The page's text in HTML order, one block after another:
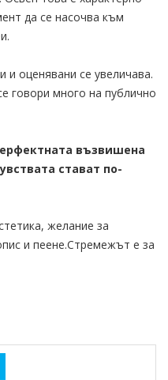
да се насочва към
оценявани се увеличава.
говори много на публично
възвишена
стават по-
желание за
и пеене.Стремежът е за